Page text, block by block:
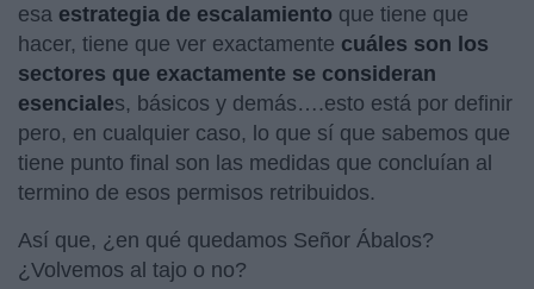
esa estrategia de escalamiento que tiene que
hacer, tiene que ver exactamente cuáles son los
sectores que exactamente se consideran
esenciales, básicos y demás….esto está por definir
pero, en cualquier caso, lo que sí que sabemos que
tiene punto final son las medidas que concluían al
termino de esos permisos retribuidos.
Así que, ¿en qué quedamos Señor Ábalos?
¿Volvemos al tajo o no?